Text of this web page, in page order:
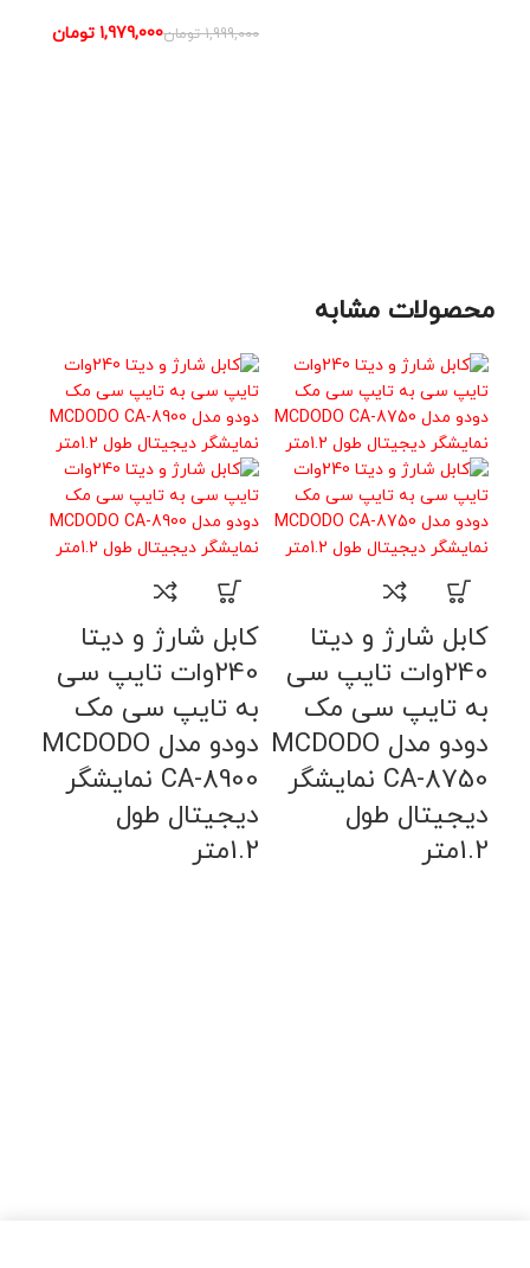
1,999,000 تومان1,979,000 تومان
محصولات مشابه
کابل شارژ و دیتا
240وات تایپ سی
به تایپ سی مک
دودو مدل MCDODO
CA-8750 نمایشگر
دیجیتال طول
1.2متر
کابل شارژ و دیتا
240وات تایپ سی
به تایپ سی مک
دودو مدل MCDODO
CA-8900 نمایشگر
دیجیتال طول
1.2متر